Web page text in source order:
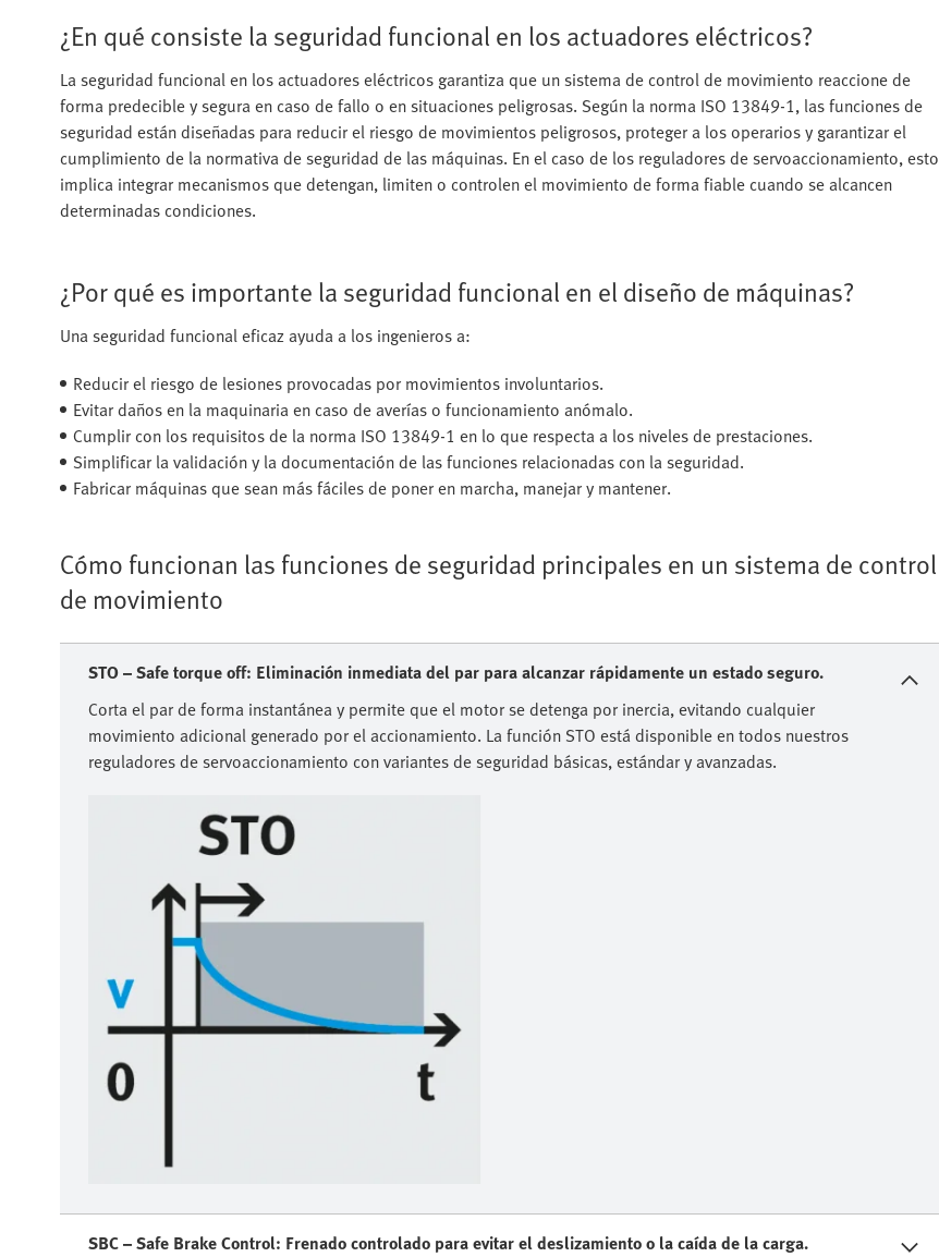
¿En qué consiste la seguridad funcional en los actuadores eléctricos?
La seguridad funcional en los actuadores eléctricos garantiza que un sistema de control de movimiento reaccione de
forma predecible y segura en caso de fallo o en situaciones peligrosas. Según la norma ISO 13849-1, las funciones de
seguridad están diseñadas para reducir el riesgo de movimientos peligrosos, proteger a los operarios y garantizar el
cumplimiento de la normativa de seguridad de las máquinas. En el caso de los reguladores de servoaccionamiento, esto
implica integrar mecanismos que detengan, limiten o controlen el movimiento de forma fiable cuando se alcancen
determinadas condiciones.
¿Por qué es importante la seguridad funcional en el diseño de máquinas?
Una seguridad funcional eficaz ayuda a los ingenieros a:
Reducir el riesgo de lesiones provocadas por movimientos involuntarios.
Evitar daños en la maquinaria en caso de averías o funcionamiento anómalo.
Cumplir con los requisitos de la norma ISO 13849-1 en lo que respecta a los niveles de prestaciones.
Simplificar la validación y la documentación de las funciones relacionadas con la seguridad.
Fabricar máquinas que sean más fáciles de poner en marcha, manejar y mantener.
Cómo funcionan las funciones de seguridad principales en un sistema de control
de movimiento
STO – Safe torque off: Eliminación inmediata del par para alcanzar rápidamente un estado seguro.
Corta el par de forma instantánea y permite que el motor se detenga por inercia, evitando cualquier
movimiento adicional generado por el accionamiento. La función STO está disponible en todos nuestros
reguladores de servoaccionamiento con variantes de seguridad básicas, estándar y avanzadas.
SBC – Safe Brake Control: Frenado controlado para evitar el deslizamiento o la caída de la carga.